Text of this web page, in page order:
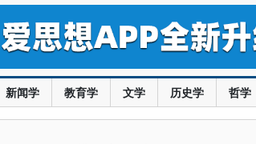
新闻学 教育学 文学 历史学 哲学